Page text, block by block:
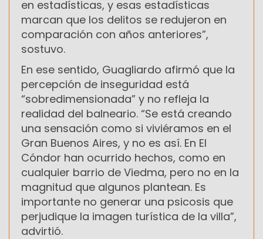
en estadísticas, y esas estadísticas
marcan que los delitos se redujeron en
comparación con años anteriores”,
sostuvo.
En ese sentido, Guagliardo afirmó que la
percepción de inseguridad está
“sobredimensionada” y no refleja la
realidad del balneario. “Se está creando
una sensación como si viviéramos en el
Gran Buenos Aires, y no es así. En El
Cóndor han ocurrido hechos, como en
cualquier barrio de Viedma, pero no en la
magnitud que algunos plantean. Es
importante no generar una psicosis que
perjudique la imagen turística de la villa”,
advirtió.